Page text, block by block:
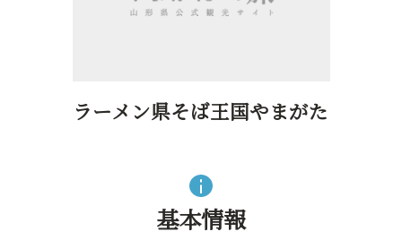
ラーメン県そば王国やまがた
基本情報